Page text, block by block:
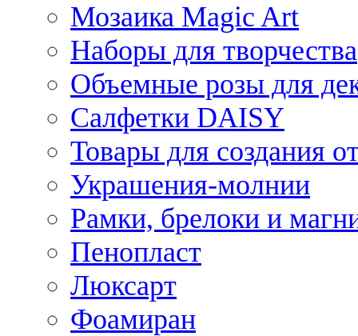
Мозаика Magic Art
Наборы для творчества
Объемные розы для
Салфетки DAISY
Товары для создания
Украшения-молнии
Рамки, брелоки и
Пенопласт
Люксарт
Фоамиран